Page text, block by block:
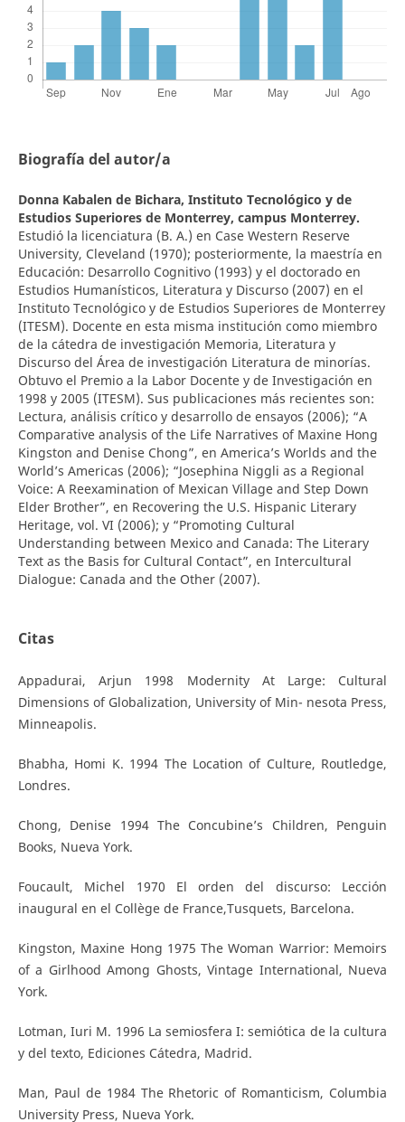
Biografía del autor/a
Donna Kabalen de Bichara, Instituto Tecnológico y de
Estudios Superiores de Monterrey, campus Monterrey.
Estudió la licenciatura (B. A.) en Case Western Reserve
University, Cleveland (1970); posteriormente, la maestría en
Educación: Desarrollo Cognitivo (1993) y el doctorado en
Estudios Humanísticos, Literatura y Discurso (2007) en el
Instituto Tecnológico y de Estudios Superiores de Monterrey
(ITESM). Docente en esta misma institución como miembro
de la cátedra de investigación Memoria, Literatura y
Discurso del Área de investigación Literatura de minorías.
Obtuvo el Premio a la Labor Docente y de Investigación en
1998 y 2005 (ITESM). Sus publicaciones más recientes son:
Lectura, análisis crítico y desarrollo de ensayos (2006); “A
Comparative analysis of the Life Narratives of Maxine Hong
Kingston and Denise Chong”, en America’s Worlds and the
World’s Americas (2006); “Josephina Niggli as a Regional
Voice: A Reexamination of Mexican Village and Step Down
Elder Brother”, en Recovering the U.S. Hispanic Literary
Heritage, vol. VI (2006); y “Promoting Cultural
Understanding between Mexico and Canada: The Literary
Text as the Basis for Cultural Contact”, en Intercultural
Dialogue: Canada and the Other (2007).
Citas
Appadurai, Arjun 1998 Modernity At Large: Cultural
Dimensions of Globalization, University of Min- nesota Press,
Minneapolis.
Bhabha, Homi K. 1994 The Location of Culture, Routledge,
Londres.
Chong, Denise 1994 The Concubine’s Children, Penguin
Books, Nueva York.
Foucault, Michel 1970 El orden del discurso: Lección
inaugural en el Collège de France,Tusquets, Barcelona.
Kingston, Maxine Hong 1975 The Woman Warrior: Memoirs
of a Girlhood Among Ghosts, Vintage International, Nueva
York.
Lotman, Iuri M. 1996 La semiosfera I: semiótica de la cultura
y del texto, Ediciones Cátedra, Madrid.
Man, Paul de 1984 The Rhetoric of Romanticism, Columbia
University Press, Nueva York.